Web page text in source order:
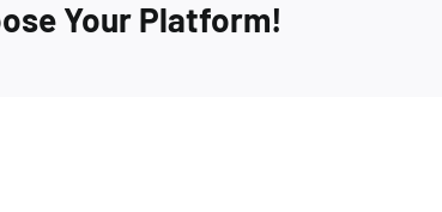
Your Platform!